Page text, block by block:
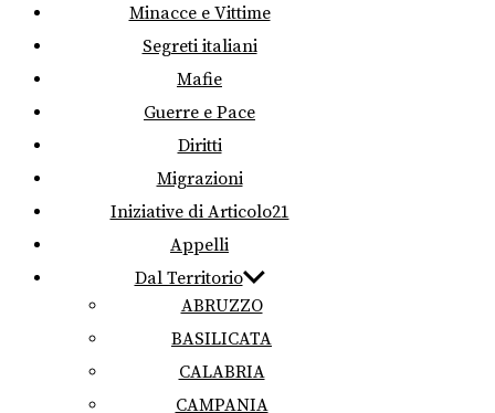
Minacce e Vittime
Segreti italiani
Mafie
Guerre e Pace
Diritti
Migrazioni
Iniziative di Articolo21
Appelli
Dal Territorio
ABRUZZO
BASILICATA
CALABRIA
CAMPANIA